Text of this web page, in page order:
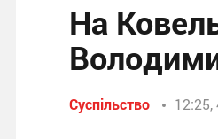
На
Суспільство 12:25,